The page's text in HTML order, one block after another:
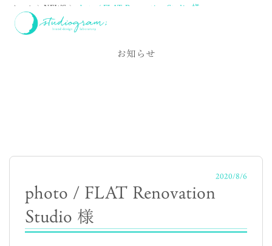
ホーム NEWS photo / FLAT Renovation Studio 様
NEWS
お知らせ
2020/8/6
photo / FLAT Renovation
Studio 様